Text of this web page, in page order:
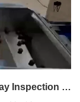
Mga tagagawa ng Intelligent Beans X-Ray Inspection Machines